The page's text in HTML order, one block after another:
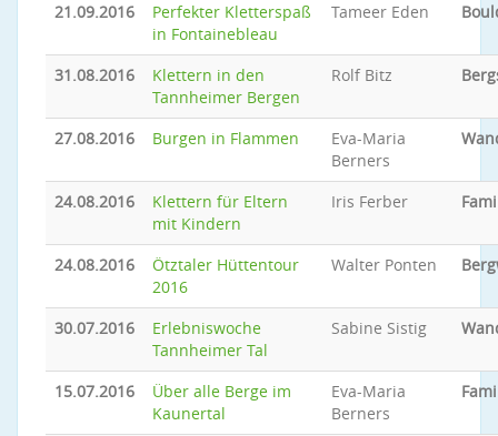
21.09.2016
Perfekter Kletterspaß
in Fontainebleau
Tameer Eden
31.08.2016
Klettern in den
Tannheimer Bergen
Rolf Bitz
27.08.2016 Burgen in Flammen
Eva-Maria
Berners
24.08.2016
Klettern für Eltern
mit Kindern
Iris Ferber
24.08.2016
Ötztaler Hüttentour
2016
Walter Ponten
30.07.2016
Erlebniswoche
Tannheimer Tal
Sabine Sistig
15.07.2016
Über alle Berge im
Kaunertal
Eva-Maria
Berners